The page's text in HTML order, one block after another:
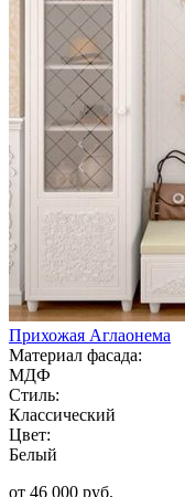
Прихожая Аглаонема
Материал фасада:
МДФ
Стиль:
Классический
Цвет:
Белый
от 46 000 руб.